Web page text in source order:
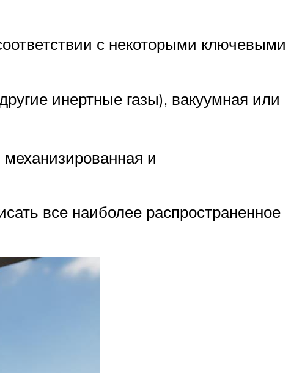
с некоторыми ключевыми
инертные газы), вакуумная или
механизированная и
все наиболее распространенное